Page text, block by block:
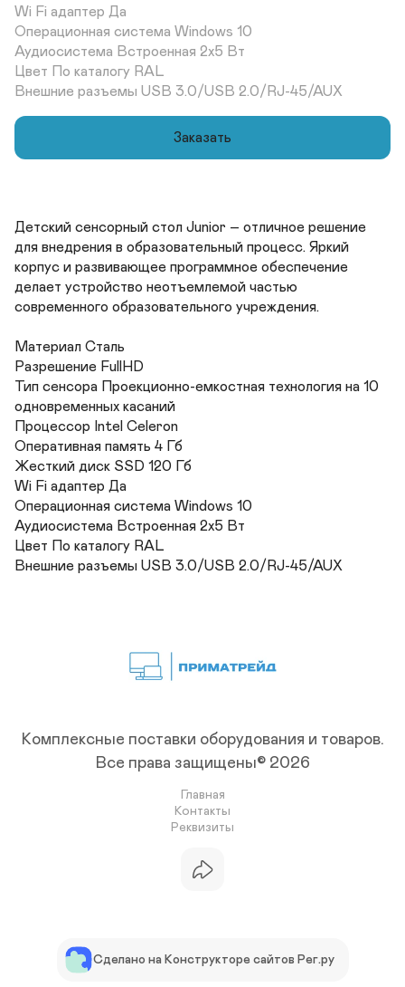
Wi Fi адаптер Да
Операционная система Windows 10
Аудиосистема Встроенная 2х5 Вт
Цвет По каталогу RAL
Внешние разъемы USB 3.0/USB 2.0/RJ-45/AUX
Заказать
Детский сенсорный стол Junior – отличное решение
для внедрения в образовательный процесс. Яркий
корпус и развивающее программное обеспечение
делает устройство неотъемлемой частью
современного образовательного учреждения.
Материал Сталь
Разрешение FullHD
Тип сенсора Проекционно-емкостная технология на 10
одновременных касаний
Процессор Intel Celeron
Оперативная память 4 Гб
Жесткий диск SSD 120 Гб
Wi Fi адаптер Да
Операционная система Windows 10
Аудиосистема Встроенная 2х5 Вт
Цвет По каталогу RAL
Внешние разъемы USB 3.0/USB 2.0/RJ-45/AUX
Комплексные поставки оборудования и товаров.
Все права защищены© 2026
Главная
Контакты
Реквизиты
Сделано на Конструкторе сайтов Рег.ру